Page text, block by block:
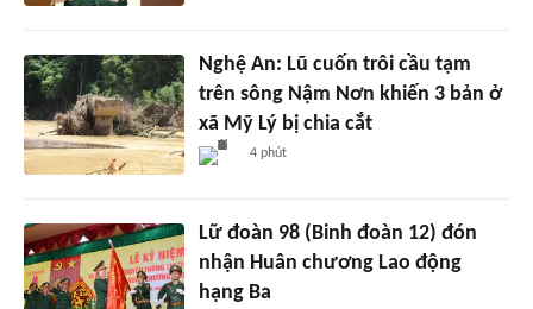
Nghệ An: Lũ cuốn trôi cầu tạm
trên sông Nậm Nơn khiến 3 bản ở
xã Mỹ Lý bị chia cắt
4 phút
Lữ đoàn 98 (Binh đoàn 12) đón
nhận Huân chương Lao động
hạng Ba